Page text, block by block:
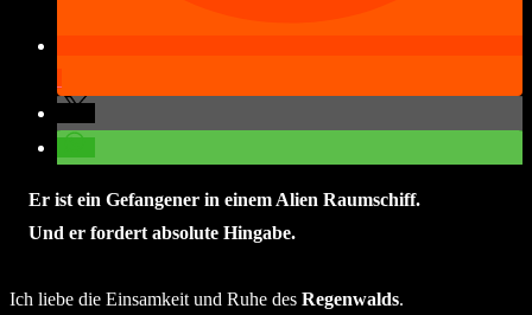
Er ist ein Gefangener in einem Alien Raumschiff.
Und er fordert absolute Hingabe.
Ich liebe die Einsamkeit und Ruhe des Regenwalds.